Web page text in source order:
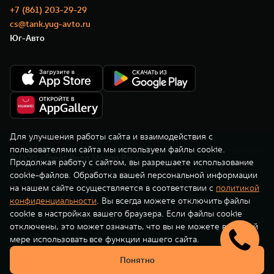
TANK 500
от 6 499 000 ₽ от 10 199 000 ₽
WEY 07
Расширяя границы комфорта
от 6 149 000 ₽
WEY 05
Эстетика нового времени
от 5 699 000 ₽
TANK Финансы
Корпоративным клиентам
TANK ФИНАНСЫ
TANK Кредит
TANK Лизинг
TANK Страхование
Сервис
Специальные предложения
ЦИФРОВЫЕ СЕРВИСЫ TANK
Цифровые сервисы TANK
Подписки
+7 (861) 203-29-29
cs@tank.yug-avto.ru
Юг-Авто
© ООО «Грейт Волл Мотор Рус»
Для улучшения работы сайта и взаимодействия с
пользователями сайта мы используем файлы cookie.
Продолжая работу с сайтом, вы разрешаете использование
cookie-файлов. Обработка вашей персональной информации
на нашем сайте осуществляется в соответствии с политикой
конфиденциальности. Вы всегда можете отключить файлы
cookie в настройках вашего браузера. Если файлы cookie
отключены, это может означать, что вы не можете в полной
мере использовать все функции нашего сайта.
Понятно